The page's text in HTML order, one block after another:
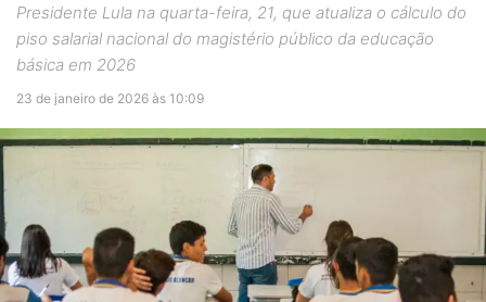
Presidente Lula na quarta-feira, 21, que atualiza o cálculo do
piso salarial nacional do magistério público da educação
básica em 2026
23 de janeiro de 2026 às 10:09